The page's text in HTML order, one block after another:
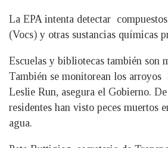
La EPA intenta detectar
(Vocs) y otras sustancias químicas
Escuelas y bibliotecas también son
También se monitorean los arroyos
Leslie Run, asegura el Gobierno.
residentes han visto peces muertos
agua.